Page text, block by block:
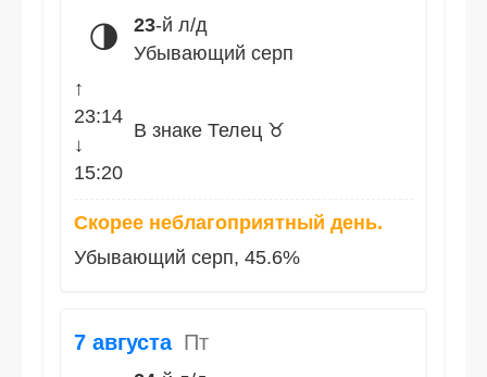
🌗 23-й л/д
Убывающий серп
↑
23:14
↓
15:20
В знаке Телец ♉
Скорее неблагоприятный день.
Убывающий серп, 45.6%
7 августа Пт